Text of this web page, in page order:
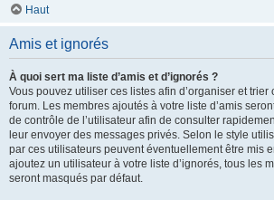
Haut
Amis et ignorés
À quoi sert ma liste d’amis et d’ignorés ?
Vous pouvez utiliser ces listes afin d’organiser et trier
forum. Les membres ajoutés à votre liste d’amis
de contrôle de l’utilisateur afin de consulter
leur envoyer des messages privés. Selon le style
par ces utilisateurs peuvent éventuellement être mis
ajoutez un utilisateur à votre liste d’ignorés, tous les
seront masqués par défaut.